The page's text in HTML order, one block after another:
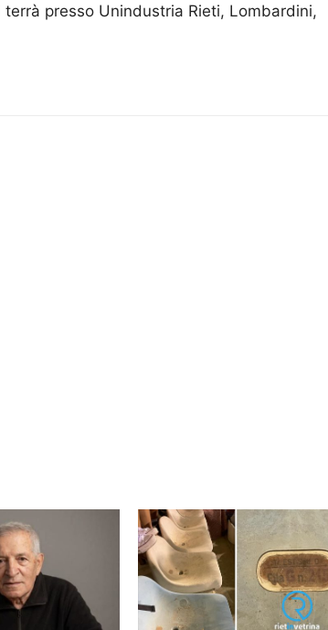
terrà presso Unindustria Rieti, Lombardini,